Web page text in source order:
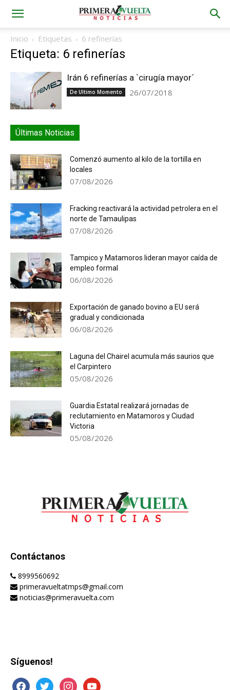
Inicio Etiquetas 6 refinerías
Etiqueta: 6 refinerías
Irán 6 refinerías a `cirugía mayor´
De Ultimo Momento 26/07/2018
Últimas Noticias
Comenzó aumento al kilo de la tortilla en
locales
07/08/2026
Fracking reactivará la actividad petrolera en el
norte de Tamaulipas
07/08/2026
Tampico y Matamoros lideran mayor caída de
empleo formal
06/08/2026
Exportación de ganado bovino a EU será
gradual y condicionada
06/08/2026
Laguna del Chairel acumula más saurios que
el Carpintero
05/08/2026
Guardia Estatal realizará jornadas de
reclutamiento en Matamoros y Ciudad
Victoria
05/08/2026
Contáctanos
8999560692
primeravueltatmps@gmail.com
noticias@primeravuelta.com
Síguenos!
facebooktwitter instagramyoutube